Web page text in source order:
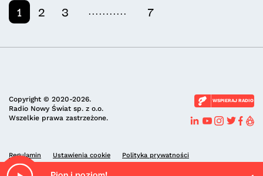
1 2 3 ........... 7
Copyright © 2020-2026.
Radio Nowy Świat sp. z o.o.
Wszelkie prawa zastrzeżone.
WSPIERAJ RADIO
Regulamin Ustawienia cookie Polityka prywatności